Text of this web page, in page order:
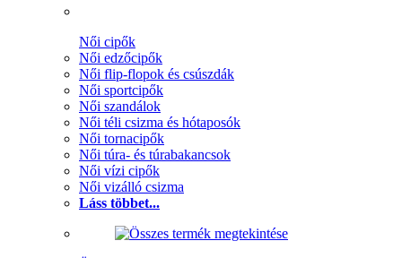
Női cipők
Női edzőcipők
Női flip-flopok és csúszdák
Női sportcipők
Női szandálok
Női téli csizma és hótaposók
Női tornacipők
Női túra- és túrabakancsok
Női vízi cipők
Női vizálló csizma
Láss többet...